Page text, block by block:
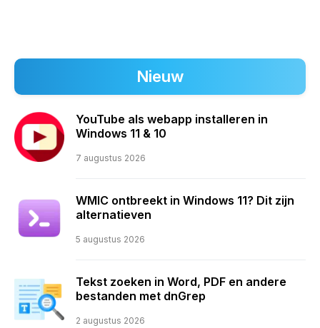
Nieuw
YouTube als webapp installeren in
Windows 11 & 10
7 augustus 2026
WMIC ontbreekt in Windows 11? Dit zijn
alternatieven
5 augustus 2026
Tekst zoeken in Word, PDF en andere
bestanden met dnGrep
2 augustus 2026